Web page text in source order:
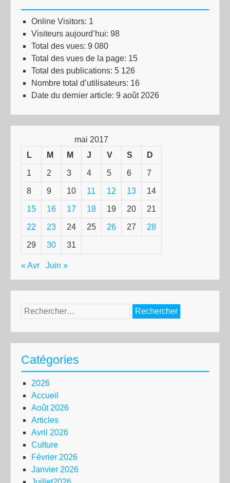
Online Visitors: 1
Visiteurs aujourd’hui: 98
Total des vues: 9 080
Total des vues de la page: 15
Total des publications: 5 126
Nombre total d’utilisateurs: 16
Date du dernier article: 9 août 2026
mai 2017
L
M M J V S D
1 2 3 4 5 6 7
8 9 10 11 12 13 14
15 16 17 18 19 20 21
22 23 24 25 26 27 28
29 30 31
« Avr Juin »
Rechercher :
Catégories
2026
Accueil
Août 2026
Articles
Avril 2026
Culture
Février 2026
Janvier 2026